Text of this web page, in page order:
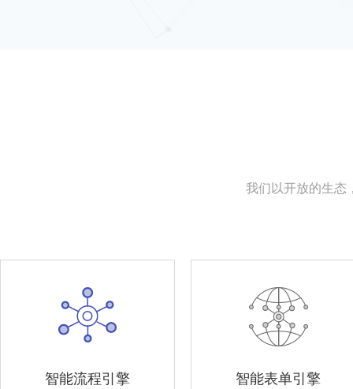
我们以开放的生态
智能流程引擎 智能表单引擎